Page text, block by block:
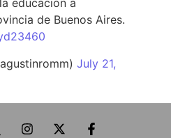
educación a
de Buenos Aires.
July 21,